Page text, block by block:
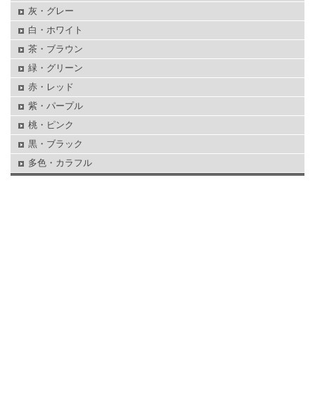
灰・グレー
白・ホワイト
茶・ブラウン
緑・グリーン
赤・レッド
紫・パープル
桃・ピンク
黒・ブラック
多色・カラフル